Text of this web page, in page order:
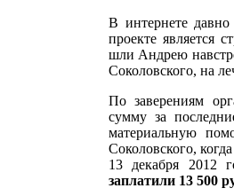
В интернете
проекте является
шли Андрею
Соколовского, на
По заверениям
сумму за
материальную
Соколовского,
13 декабря 2012
заплатили 13 500